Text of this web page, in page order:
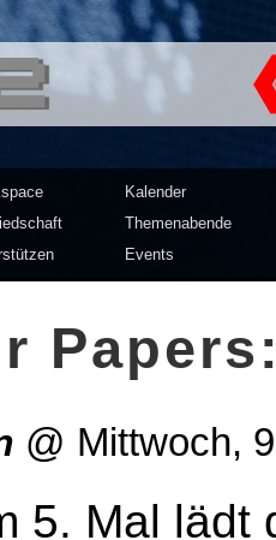
Computer
Kalender
Themenabende
Events
@ Mittwoch,
5. Mal lädt